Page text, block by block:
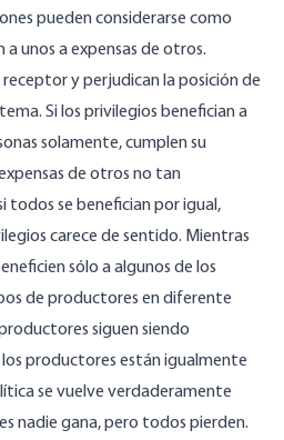
pueden considerarse como
a unos a expensas de otros.
receptor y perjudican la posición de
Si los privilegios benefician a
solamente, cumplen su
de otros no tan
todos se benefician por igual,
carece de sentido. Mientras
sólo a algunos de los
de productores en diferente
siguen siendo
productores están igualmente
se vuelve verdaderamente
nadie gana, pero todos pierden.